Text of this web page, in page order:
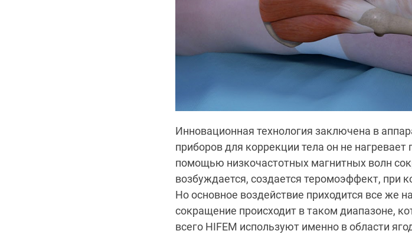
Инновационная технология заключена в
приборов для коррекции тела он не
помощью низкочастотных магнитных волн
возбуждается, создается теромоэффект, при
Но основное воздействие приходится все же
сокращение происходит в таком диапазоне,
всего HIFEM используют именно в области